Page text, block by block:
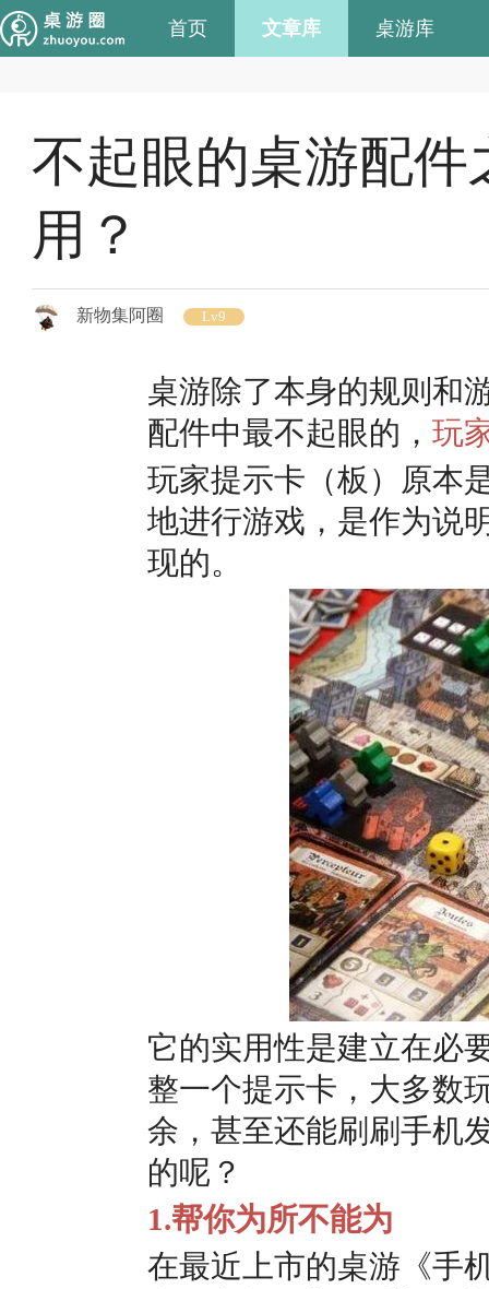
首页 文章库 桌游库
不起眼的桌游配
用？
新物集阿圈 Lv9
桌游除了本身的规则和
配件中最不起眼的， 玩
玩家提示卡（板）原本
地进行游戏，是作为说
现的。
它的实用性是建立在必
整一个提示卡，大多数
余，甚至还能刷刷手机
的呢？
1.帮你为所不能为
在最近上市的桌游 《手